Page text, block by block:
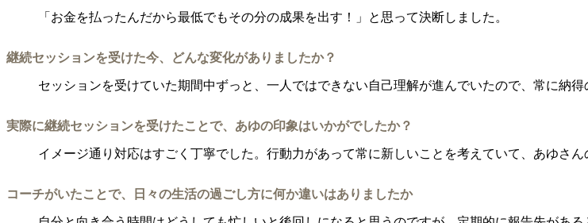
「お金を払ったんだから最低でもその分の成果を出す！」と思って決断しました。
継続セッションを受けた今、どんな変化がありましたか？
セッションを受けていた期間中ずっと、一人ではできない自己理解が進んでいたので、常に納得
実際に継続セッションを受けたことで、あゆの印象はいかがでしたか？
イメージ通り対応はすごく丁寧でした。行動力があって常に新しいことを考えていて、あゆさ
コーチがいたことで、日々の生活の過ごし方に何か違いはありましたか